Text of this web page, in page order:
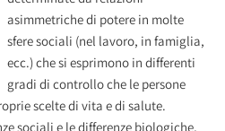
asimmetriche di potere in molte
sfere sociali (nel lavoro, in famiglia,
ecc.) che si esprimono in differenti
gradi di controllo che le persone
scelte di vita e di salute.
sociali e le differenze biologiche,